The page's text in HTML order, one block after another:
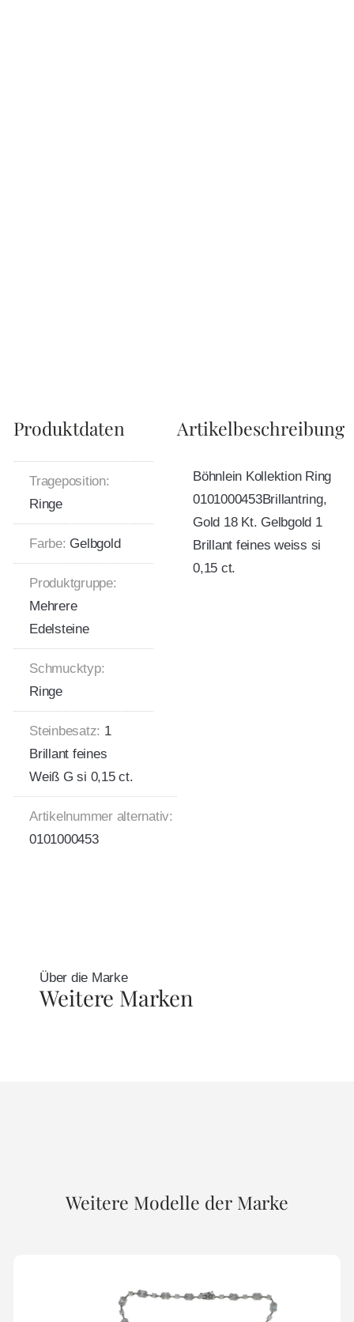
Produktdaten
Trageposition:
Ringe
Farbe: Gelbgold
Produktgruppe:
Mehrere
Edelsteine
Schmucktyp:
Ringe
Steinbesatz: 1
Brillant feines
Weiß G si 0,15 ct.
Artikelnummer alternativ:
0101000453
Artikelbeschreibung
Böhnlein Kollektion Ring
0101000453Brillantring,
Gold 18 Kt. Gelbgold 1
Brillant feines weiss si
0,15 ct.
Über die Marke
Weitere Marken
Weitere Modelle der Marke